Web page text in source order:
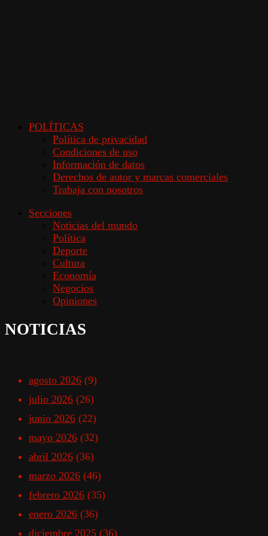
POLÍTICAS
Política de privacidad
Condiciones de uso
Información de datos
Derechos de autor y marcas comerciales
Trabaja con nosotros
Secciones
Noticias del mundo
Política
Deporte
Cultura
Economía
Negocios
Opiniones
NOTICIAS
agosto 2026 (9)
julio 2026 (26)
junio 2026 (22)
mayo 2026 (32)
abril 2026 (36)
marzo 2026 (46)
febrero 2026 (35)
enero 2026 (36)
diciembre 2025 (36)